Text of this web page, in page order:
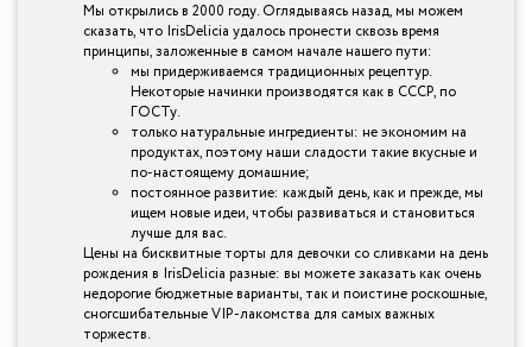
Мы открылись в 2000 году. Оглядываясь назад, мы можем
сказать, что IrisDelicia удалось пронести сквозь время
принципы, заложенные в самом начале нашего пути:
мы придерживаемся традиционных рецептур.
Некоторые начинки производятся как в СССР, по
ГОСТу.
только натуральные ингредиенты: не экономим на
продуктах, поэтому наши сладости такие вкусные и
по-настоящему домашние;
постоянное развитие: каждый день, как и прежде, мы
ищем новые идеи, чтобы развиваться и становиться
лучше для вас.
Цены на бисквитные торты для девочки со сливками на день
рождения в IrisDelicia разные: вы можете заказать как очень
недорогие бюджетные варианты, так и поистине роскошные,
сногсшибательные VIP-лакомства для самых важных
торжеств.